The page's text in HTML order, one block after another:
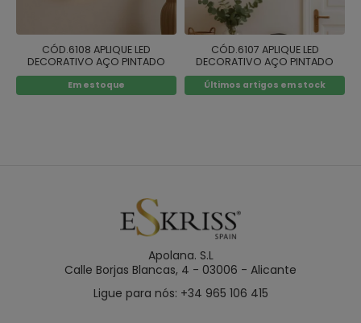
CÓD.6108 APLIQUE LED
DECORATIVO AÇO PINTADO
DOURADO
Em estoque
CÓD.6107 APLIQUE LED
DECORATIVO AÇO PINTADO
BRANCO
Últimos artigos em stock
Apolana. S.L
Calle Borjas Blancas, 4 - 03006 - Alicante
Ligue para nós: +34 965 106 415